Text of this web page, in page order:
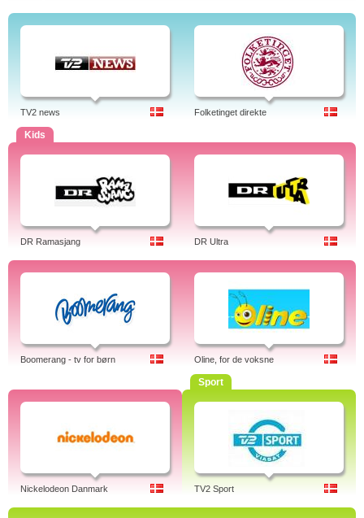
TV2 news Folketinget direkte
Kids
DR Ramasjang DR Ultra
Boomerang - tv for børn Oline, for de voksne
Nickelodeon Danmark
Sport
TV2 Sport